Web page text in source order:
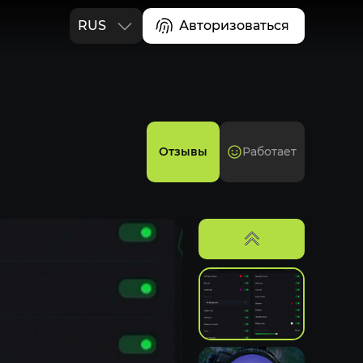
RUS
Авторизоваться
Отзывы Работает